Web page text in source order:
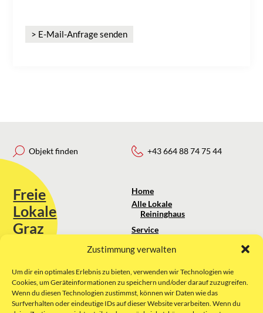
Zustimmung verwalten
Um dir ein optimales Erlebnis zu bieten, verwenden wir Technologien wie
Cookies, um Geräteinformationen zu speichern und/oder darauf zuzugreifen.
Wenn du diesen Technologien zustimmst, können wir Daten wie das
Surfverhalten oder eindeutige IDs auf dieser Website verarbeiten. Wenn du
> E-Mail-Anfrage senden
Objekt finden
Freie
Lokale
Graz
Sie erreichen uns unter:
kontakt@freielokale-graz.at
Website by Rubikon Werbeagentur
GmbH
+43 664 88 74 75 44
Home
Alle Lokale
Reininghaus
Service
Über uns
Impressum
AGB
Datenschutz